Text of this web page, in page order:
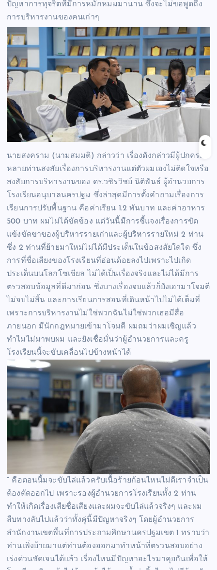
ปัญหาการทุจริตที่มีการหมักหมมมานาน ซึ่งจะไม่ขอพูดถึง
การบริหารงานของคนเก่าๆ
นายสงคราม (นามสมมติ) กล่าวว่า เรื่องดังกล่าวมีผู้ปกครอง
หลายท่านสงสัยเรื่องการบริหารงานแต่ตัวผมเองไม่ติดใจหรือ
สงสัยการบริหารงานของ ดร.วชิรวิชย์ นิติพันธ์ ผู้อำนวยการ
โรงเรียนอนุบาลนครปฐม ซึ่งล่าสุดมีการตั้งคำถามเรื่องการ
เรียนการปรับพื้นฐาน คือค่าเรียน 1.2 พันบาท และค่าอาหาร
500 บาท ผมไม่ได้ขัดข้อง แต่วันนี้มีการชี้แจงเรื่องการขัด
แข้งขัดขาของผู้บริหารรายเก่าและผู้บริหารรายใหม่ 2 ท่าน
ซึ่ง 2 ท่านที่ย้ายมาใหม่ไม่ได้มีประเด็นในข้อสงสัยใดใด ซึ่ง
การที่ชื่อเสียงของโรงเรียนที่อ่อนด้อยลงไปเพราะไปเกิด
ประเด็นบนโลกโซเชียล ไม่ได้เป็นเรื่องจริงและไม่ได้มีการ
ตรวสอบข้อมูลที่ดีมาก่อน ซึ่งบางเรื่องจบแล้วก็ยังเอามาโจมตี
ไม่จบไม่สิ้น และการเรียนการสอนที่เดินหน้าไปไม่ได้เต็มที่
เพราะการบริหารงานไม่ใช่พวกฉันไม่ใช่พวกเธอมีสื่อ
ภายนอก มีนักกฎหมายเข้ามาโจมตี ผมถมว่าผมเชิญแล้ว
ทำไมไม่มาพบผม และยังเชื่อมั่นว่าผู้อำนวยการและครู
โรงเรียนนี้จะขับเคลื่อนไปข้างหน้าได้
” คือตอนนี้มจะขับไล่แล้วครับเนื้อร้ายก้อนไหนไม่ดีเราจำเป็น
ต้องตัดออกไป เพราะรองผู้อำนวยการโรงเรียนทั้ง 2 ท่าน
ทำให้เกิดเรื่องเสียชื่อเสียงและผมจะขับไล่แล้วจริงๆ และผม
สืบทางลับไปแล้วว่าทั้งคู่นี้มีปัญหาจริงๆ โดยผู้อำนวยการ
สำนักงานเขตพื้นที่การประถามศึกษานครปฐมเขต 1 ทราบว่า
ท่านเพิ่งย้ายมาแต่ท่านต้องออกมาทำหน้าที่ตรวนสอบอย่าง
เร่งด่วนชัดเจนได้แล้ว เรื่องไหนมีปัญหาอะไรมาคุยกันเพื่อให้